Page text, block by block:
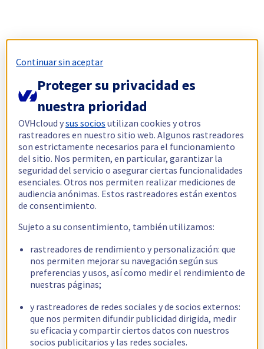
Continuar sin aceptar
Proteger su privacidad es
nuestra prioridad
OVHcloud ysus socios utilizan cookies y otros
rastreadores en nuestro sitio web. Algunos rastreadores
son estrictamente necesarios para el funcionamiento
del sitio. Nos permiten, en particular, garantizar la
seguridad del servicio o asegurar ciertas funcionalidades
esenciales. Otros nos permiten realizar mediciones de
audiencia anónimas. Estos rastreadores están exentos
de consentimiento.
Sujeto a su consentimiento, también utilizamos:
rastreadores de rendimiento y personalización: que
nos permiten mejorar su navegación según sus
preferencias y usos, así como medir el rendimiento de
nuestras páginas;
y rastreadores de redes sociales y de socios externos:
que nos permiten difundir publicidad dirigida, medir
su eficacia y compartir ciertos datos con nuestros
socios publicitarios y las redes sociales.